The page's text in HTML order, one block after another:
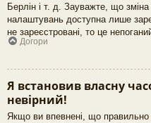
Берлін і т. д. Зауважте, що
налаштувань доступна лише
не зареєстровані, то це
Догори
Я встановив власну
невірний!
Якщо ви впевнені, що